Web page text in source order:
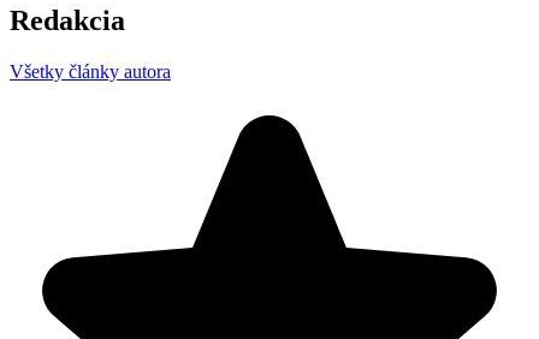
Redakcia
Všetky články autora